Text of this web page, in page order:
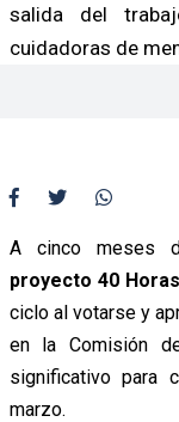
salida del
cuidadoras de
A cinco meses
proyecto 40
ciclo al votarse y
en la Comisión
significativo para
marzo.